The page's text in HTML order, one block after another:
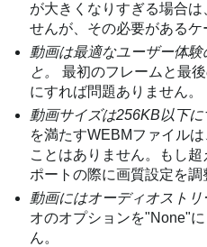
が大きくなりすぎる場合
せんが、その必要があるケ
動画は最適なユーザー体
と。
最初のフレームと最
にすれば問題ありません。
動画サイズは256KB以下に
を満たすWEBMファイル
ことはありません。もし
ポートの際に画質設定を調
動画にはオーディオストリ
オのオプションを"None"
ん。